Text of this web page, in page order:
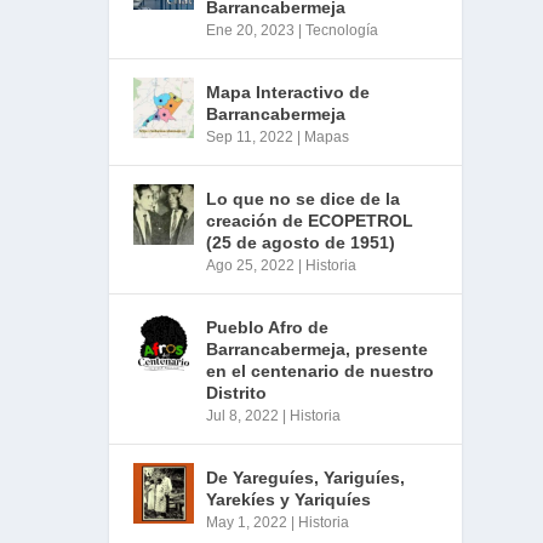
Barrancabermeja
Ene 20, 2023 |Tecnología
Mapa Interactivo de
Barrancabermeja
Sep 11, 2022 | Mapas
Lo que no se dice de la
creación de ECOPETROL
(25 de agosto de 1951)
Ago 25, 2022 | Historia
Pueblo Afro de
Barrancabermeja, presente
en el centenario de nuestro
Distrito
Jul 8, 2022 | Historia
De Yareguíes, Yariguíes,
Yarekíes y Yariquíes
May 1, 2022 | Historia